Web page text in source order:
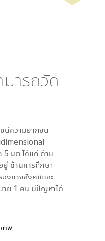
ารถวัด
นีความยากจน
5 มิติ ได้แก่ ด้าน
ยู่ ด้านการศึกษา
งทางสังคมและ
าย 1 คน มีปัญหาได้
าพ